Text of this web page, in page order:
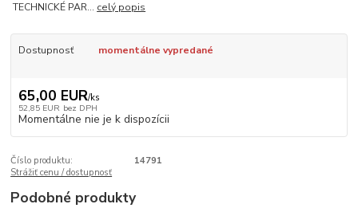
TECHNICKÉ PAR... celý popis
Dostupnosť momentálne vypredané
65,00 EUR/ks
52,85 EUR bez DPH
Momentálne nie je k dispozícii
Číslo produktu:
14791
Strážiť cenu / dostupnosť
Podobné produkty